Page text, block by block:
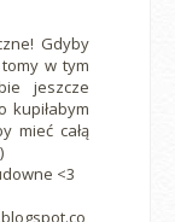
Gdyby
w tym
jeszcze
kupiłabym
mieć całą
<3